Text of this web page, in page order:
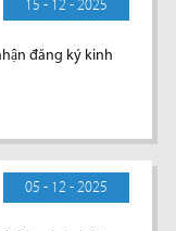
15 - 12 - 2025
đăng ký kinh
05 - 12 - 2025